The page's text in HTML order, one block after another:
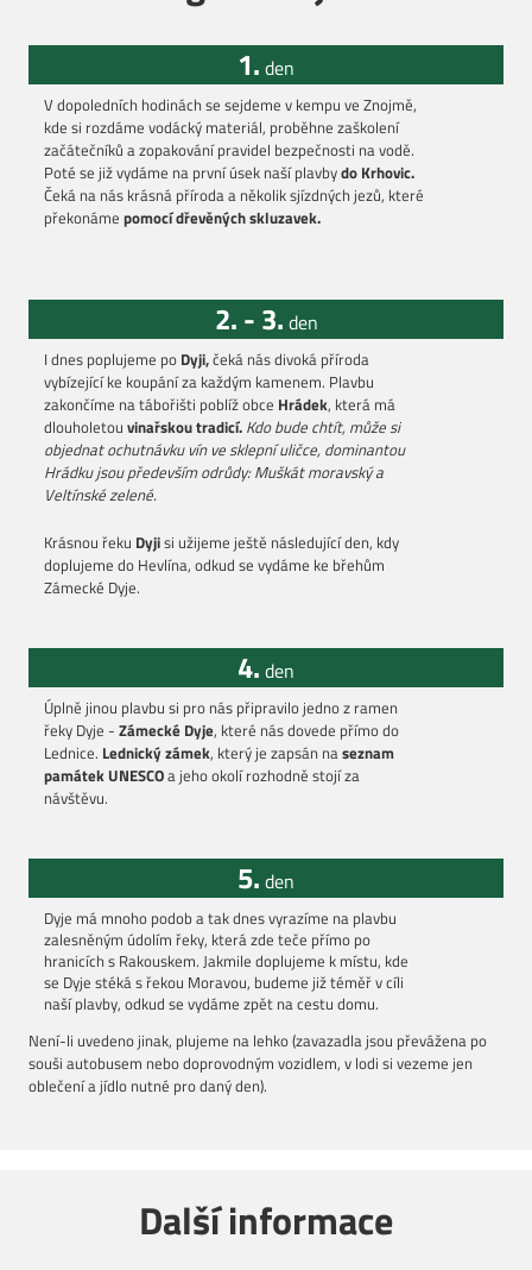
1. den
V dopoledních hodinách se sejdeme v kempu ve Znojmě,
kde si rozdáme vodácký materiál, proběhne zaškolení
začátečníků a zopakování pravidel bezpečnosti na vodě.
Poté se již vydáme na první úsek naší plavbydo Krhovic.
Čeká na nás krásná příroda a několik sjízdných jezů, které
překonáme pomocí dřevěných skluzavek.
2. - 3. den
I dnes poplujeme po Dyji,čeká nás divoká příroda
vybízející ke koupání za každým kamenem. Plavbu
zakončíme na tábořišti poblíž obce Hrádek, která má
dlouholetou vinařskou tradicí. Kdo bude chtít, může si
objednat ochutnávku vín ve sklepní uličce, dominantou
Hrádku jsou především odrůdy: Muškát moravský a
Veltínské zelené.
Krásnou řeku Dyjisi užijeme ještě následující den, kdy
doplujeme do Hevlína, odkud se vydáme ke břehům
Zámecké Dyje.
4. den
Úplně jinou plavbu si pro nás připravilo jedno z ramen
řeky Dyje - Zámecké Dyje, které nás dovede přímo do
Lednice. Lednický zámek, který je zapsán naseznam
památek UNESCOa jeho okolí rozhodně stojí za
návštěvu.
5. den
Dyje má mnoho podob a tak dnes vyrazíme na plavbu
zalesněným údolím řeky, která zde teče přímo po
hranicích s Rakouskem. Jakmile doplujeme k místu, kde
se Dyje stéká s řekou Moravou, budeme již téměř v cíli
naší plavby, odkud se vydáme zpět na cestu domu.
Není-li uvedeno jinak, plujeme na lehko (zavazadla jsou převážena po
souši autobusem nebo doprovodným vozidlem, v lodi si vezeme jen
oblečení a jídlo nutné pro daný den).
Další informace